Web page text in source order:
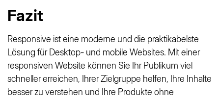
Fazit
Responsive ist eine moderne und die praktikabelste
Lösung für Desktop- und mobile Websites. Mit einer
responsiven Website können Sie Ihr Publikum viel
schneller erreichen, Ihrer Zielgruppe helfen, Ihre Inhalte
besser zu verstehen und Ihre Produkte ohne